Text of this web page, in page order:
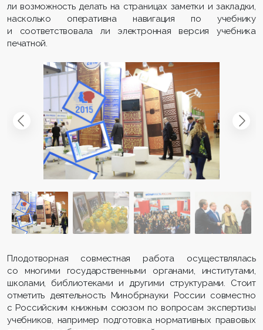
ли возможность делать на страницах заметки и закладки,
насколько оперативна навигация по учебнику
и соответствовала ли электронная версия учебника
печатной.
Плодотворная совместная работа осуществлялась
со многими государственными органами, институтами,
школами, библиотеками и другими структурами. Стоит
отметить деятельность Минобрнауки России совместно
с Российским книжным союзом по вопросам экспертизы
учебников, например подготовка нормативных правовых